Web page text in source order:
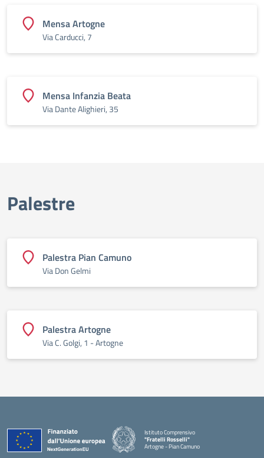
Mensa Artogne
Via Carducci, 7
Mensa Infanzia Beata
Via Dante Alighieri, 35
Palestre
Palestra Pian Camuno
Via Don Gelmi
Palestra Artogne
Via C. Golgi, 1 - Artogne
Istituto Comprensivo
"Fratelli Rosselli"
Artogne - Pian Camuno
— Visita la pagina iniziale della scuola